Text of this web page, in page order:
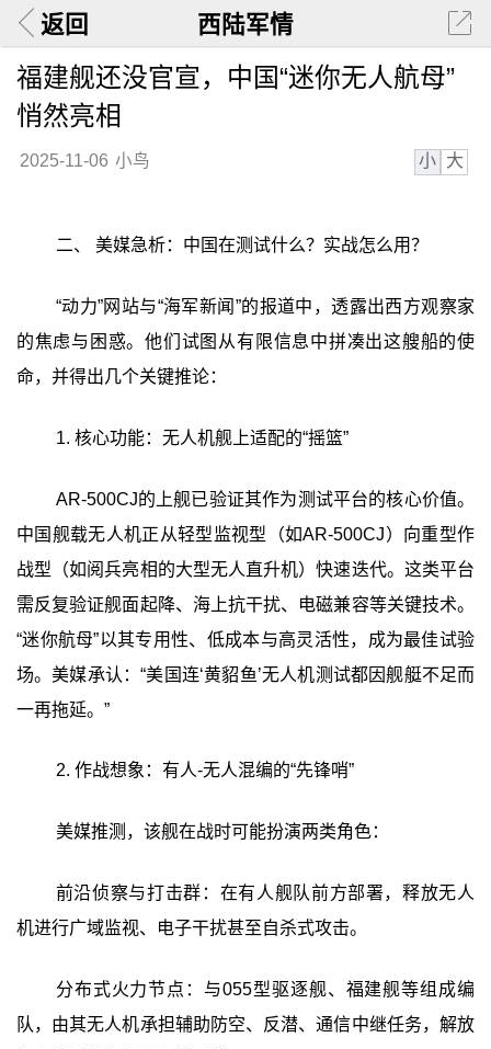
返回 西陆军情
福建舰还没官宣，中国“迷你无人航母”
悄然亮相
2025-11-06 小鸟 小 大
二、 美媒急析：中国在测试什么？实战怎么用？
“动力”网站与“海军新闻”的报道中，透露出西方观察家
的焦虑与困惑。他们试图从有限信息中拼凑出这艘船的使
命，并得出几个关键推论：
1. 核心功能：无人机舰上适配的“摇篮”
AR-500CJ的上舰已验证其作为测试平台的核心价值。
中国舰载无人机正从轻型监视型（如AR-500CJ）向重型作
战型（如阅兵亮相的大型无人直升机）快速迭代。这类平台
需反复验证舰面起降、海上抗干扰、电磁兼容等关键技术。
“迷你航母”以其专用性、低成本与高灵活性，成为最佳试验
场。美媒承认：“美国连‘黄貂鱼’无人机测试都因舰艇不足而
一再拖延。”
2. 作战想象：有人-无人混编的“先锋哨”
美媒推测，该舰在战时可能扮演两类角色：
前沿侦察与打击群：在有人舰队前方部署，释放无人
机进行广域监视、电子干扰甚至自杀式攻击。
分布式火力节点：与055型驱逐舰、福建舰等组成编
队，由其无人机承担辅助防空、反潜、通信中继任务，解放